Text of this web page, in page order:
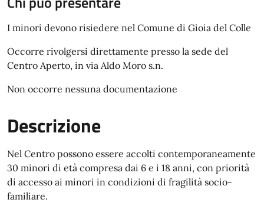
I minori devono risiedere nel Comune di Gioia del Colle
Occorre rivolgersi direttamente presso la sede del
Centro Aperto, in via Aldo Moro s.n.
Non occorre nessuna documentazione
Descrizione
Nel Centro possono essere accolti contemporaneamente
30 minori di età compresa dai 6 e i 18 anni, con priorità
di accesso ai minori in condizioni di fragilità socio-
familiare.